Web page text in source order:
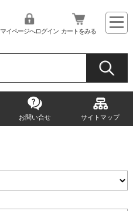
マイページへログイン カートをみる
お問い合せ サイトマップ